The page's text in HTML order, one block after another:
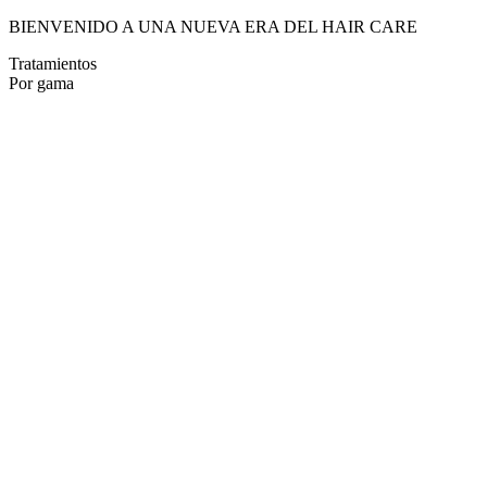
BIENVENIDO A UNA NUEVA ERA DEL HAIR CARE
Tratamientos
Por gama